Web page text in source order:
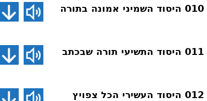
דע את אמונתך 010 היסוד השמיני אמונה בתורה
דע את אמונתך 011 היסוד התשיעי תורה שבכתב
דע את אמונתך 012 היסוד העשירי הכל צפויץ